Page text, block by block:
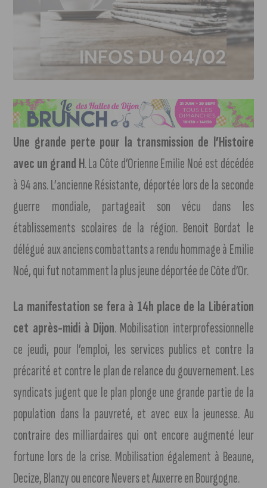
Une grande perte pour la transmission de l’Histoire
avec un grand H. La Côte d’Orienne Emilie Noé est décédée
à 94 ans. L’ancienne Résistante, déportée lors de la seconde
guerre mondiale, partageait son vécu dans les
établissements scolaires de la région. Benoit Bordat le
délégué aux anciens combattants a rendu hommage à Emilie
Noé, qui fut notamment la plus jeune déportée de Côte d’Or.
La manifestation se fera à 14h place de la Libération
cet après-midi à Dijon. Mobilisation interprofessionnelle
ce jeudi, pour l’emploi, les services publics et contre la
précarité et contre le plan de relance du gouvernement. Les
syndicats jugent que le plan plonge une grande partie de la
population dans la pauvreté, et avec eux la jeunesse. Au
contraire des milliardaires qui ont encore augmenté leur
fortune lors de la crise. Mobilisation également à Beaune,
Decize, Blanzy ou encore Nevers et Auxerre en Bourgogne.